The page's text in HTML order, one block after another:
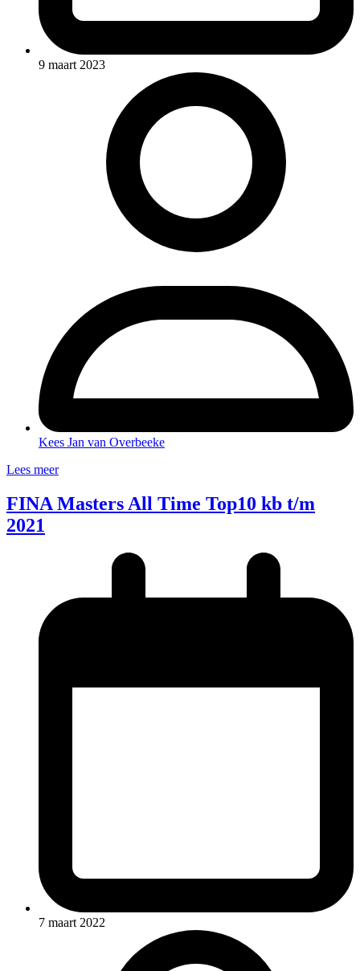
9 maart 2023
Kees Jan van Overbeeke
Lees meer
FINA Masters All Time Top10 kb t/m
2021
7 maart 2022